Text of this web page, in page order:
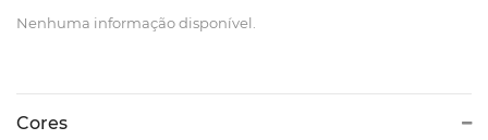
Nenhuma informação disponível.
Cores